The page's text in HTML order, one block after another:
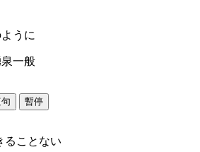
うに
泉一般
暫停
ることない